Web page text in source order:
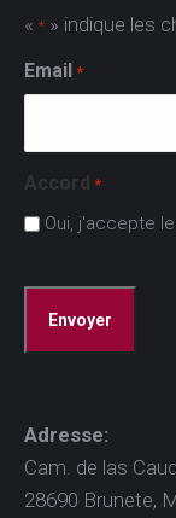
« * » indique les
Email *
Accord *
Oui, j'accepte
Adresse:
Cam. de las
28690 Brunete,